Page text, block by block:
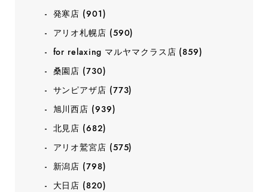
発寒店 (901)
アリオ札幌店 (590)
for relaxing マルヤマクラス店 (859)
桑園店 (730)
サンピアザ店 (773)
旭川西店 (939)
北見店 (682)
アリオ鷲宮店 (575)
新潟店 (798)
大日店 (820)